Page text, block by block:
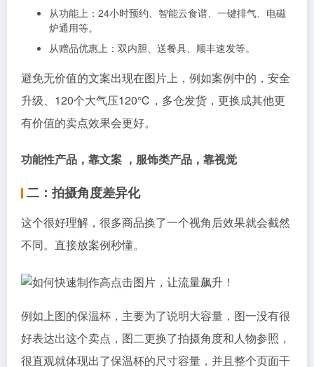
从功能上：24小时预约、智能云食谱、一键排气、电磁
炉通用等。
从赠品优惠上：双内胆、送餐具、顺丰速发等。
避免无价值的文案出现在图片上，例如案例中的，安全
升级、120个大气压120℃，多仓发货，更换成其他更
有价值的卖点效果会更好。
功能性产品，靠文案 ，服饰类产品，靠视觉
二：拍摄角度差异化
这个很好理解，很多商品换了一个视角后效果就会截然
不同。直接放案例秒懂。
例如上图的保温杯，主要为了说明大容量，图一没有很
好表达出这个卖点，图二更换了拍摄角度和人物参照，
很直观就体现出了保温杯的尺寸容量，并且整个页面干